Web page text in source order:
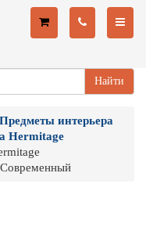
Найти
Предметы интерьера
Hermitage